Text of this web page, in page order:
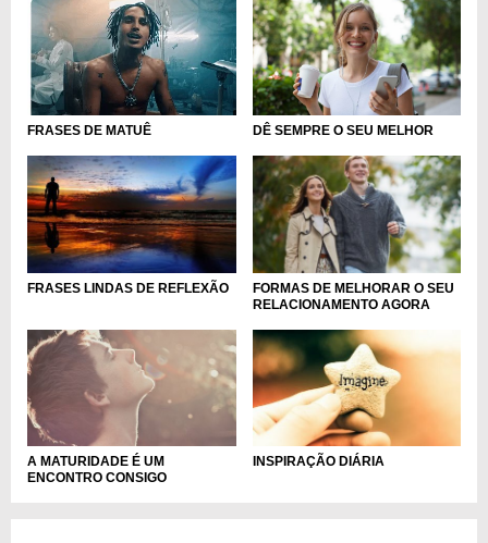
FRASES DE MATUÊ DÊ SEMPRE O SEU MELHOR
FRASES LINDAS DE REFLEXÃO
FORMAS DE MELHORAR O SEU
RELACIONAMENTO AGORA
A MATURIDADE É UM
ENCONTRO CONSIGO
INSPIRAÇÃO DIÁRIA